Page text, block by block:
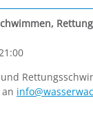
21:00